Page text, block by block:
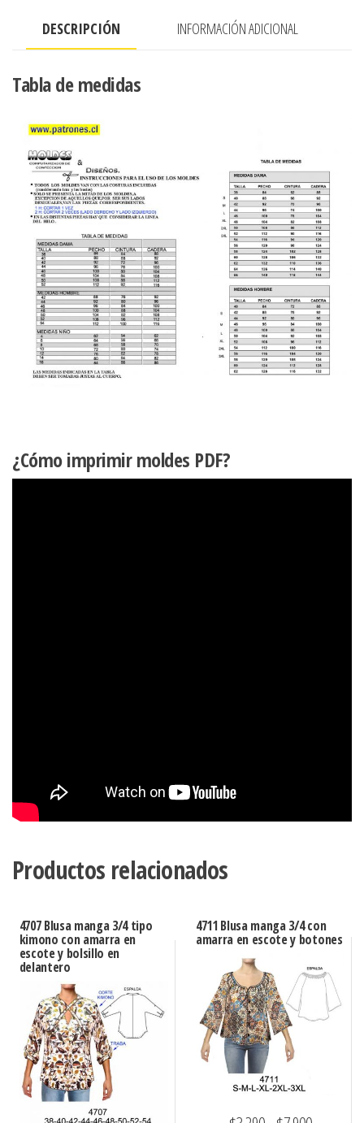
CORAZON
DESCRIPCIÓN INFORMACIÓN ADICIONAL
Tabla de medidas
¿Cómo imprimir moldes PDF?
Productos relacionados
4707 Blusa manga 3/4 tipo
kimono con amarra en
escote y bolsillo en
delantero
4711 Blusa manga 3/4 con
amarra en escote y botones